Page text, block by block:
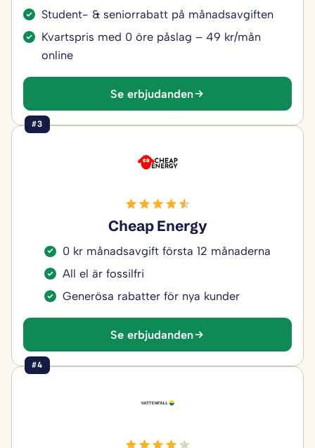
Student- & seniorrabatt på månadsavgiften
Kvartspris med 0 öre påslag – 49 kr/mån
online
Se erbjudanden
#3
Cheap Energy
0 kr månadsavgift första 12 månaderna
All el är fossilfri
Generösa rabatter för nya kunder
Se erbjudanden
#4